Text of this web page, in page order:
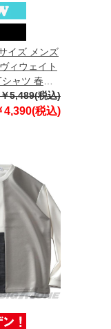
イズ メンズ
ィウェイト
ャツ 春夏
fre】
5,489(税込)
4,390(税込)